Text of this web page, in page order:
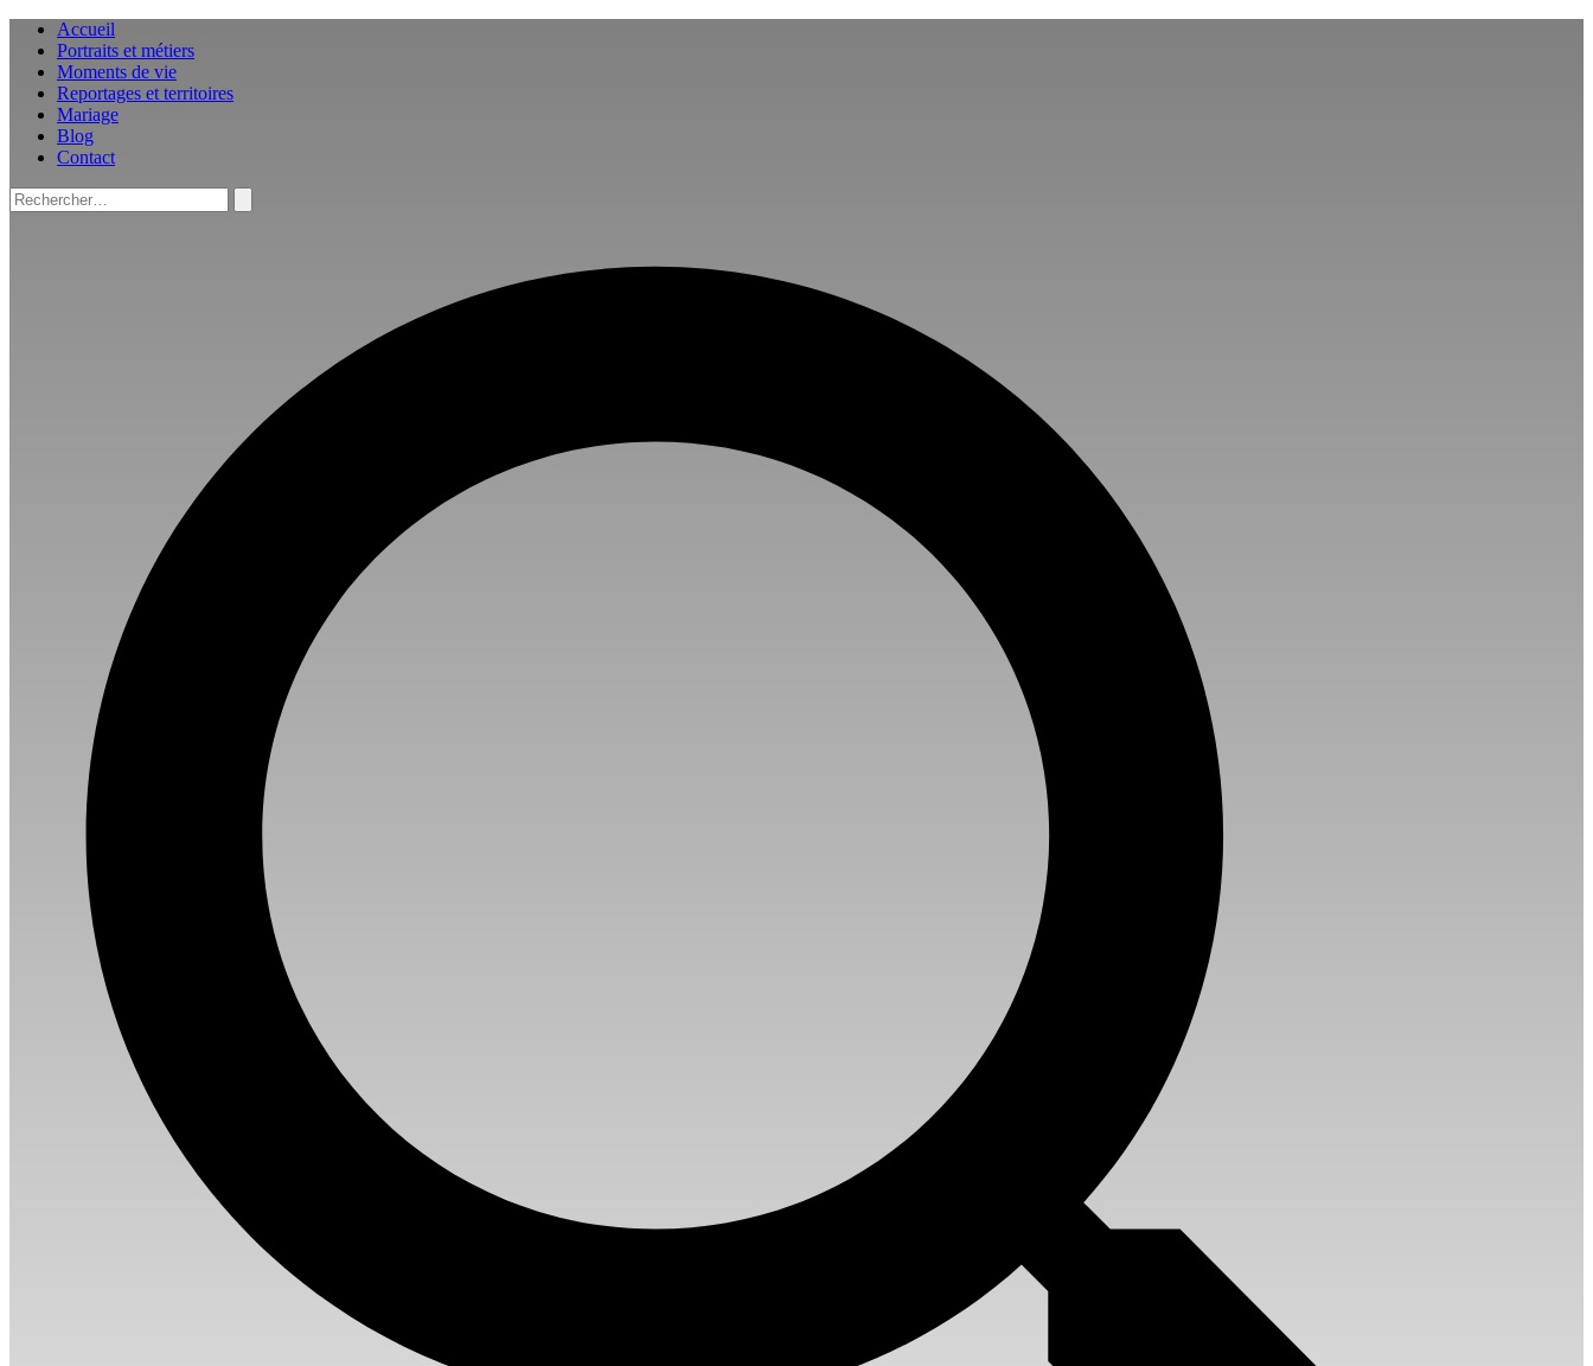
Aller
contenu
Accueil
Portraits et métiers
Moments de vie
Reportages et territoires
Mariage
Blog
Contact
Rechercher :